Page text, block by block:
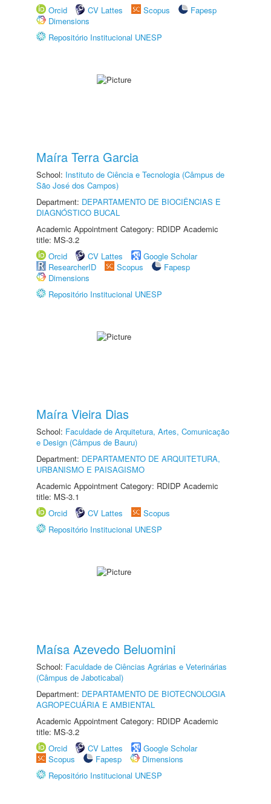
Orcid
CV Lattes Scopus
Fapesp
Dimensions
Repositório Institucional UNESP
Maíra Terra Garcia
School: Instituto de Ciência e Tecnologia (Câmpus de
São José dos Campos)
Department: DEPARTAMENTO DE BIOCIÊNCIAS E
DIAGNÓSTICO BUCAL
Academic Appointment Category: RDIDP Academic
title: MS-3.2
Orcid
CV Lattes
Google Scholar
ResearcherID
Scopus
Fapesp
Dimensions
Repositório Institucional UNESP
Maíra Vieira Dias
School: Faculdade de Arquitetura, Artes, Comunicação
e Design (Câmpus de Bauru)
Department: DEPARTAMENTO DE ARQUITETURA,
URBANISMO E PAISAGISMO
Academic Appointment Category: RDIDP Academic
title: MS-3.1
Orcid
CV Lattes
Scopus
Repositório Institucional UNESP
Maísa Azevedo Beluomini
School: Faculdade de Ciências Agrárias e Veterinárias
(Câmpus de Jaboticabal)
Department: DEPARTAMENTO DE BIOTECNOLOGIA
AGROPECUÁRIA E AMBIENTAL
Academic Appointment Category: RDIDP Academic
title: MS-3.2
Orcid
CV Lattes
Google Scholar
Scopus
Fapesp
Dimensions
Repositório Institucional UNESP